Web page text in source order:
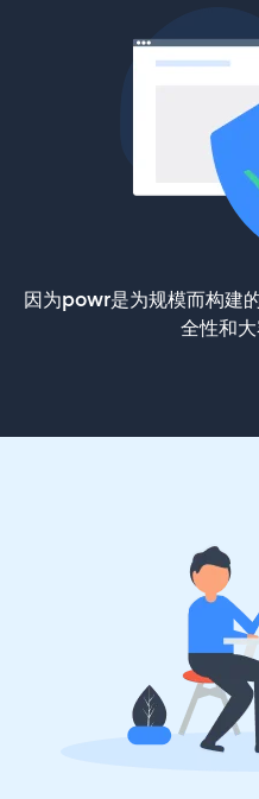
因为powr是为规模而构建
全性和大